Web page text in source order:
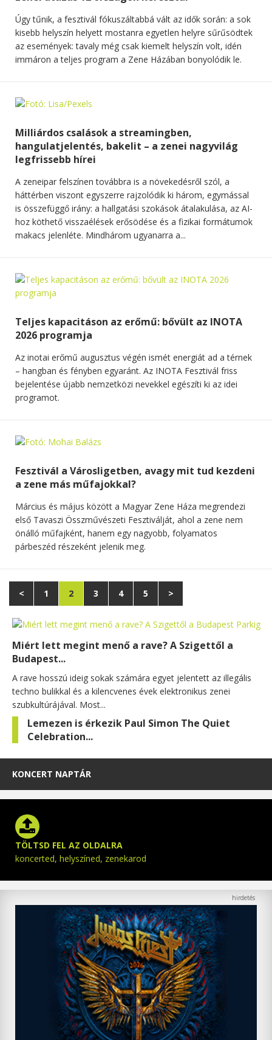
Úgy tűnik, a fesztivál fókuszáltabbá vált az idők során: a sok
kisebb helyszín helyett mostanra egyetlen helyre sűrűsödtek
az események: tavaly még csak kiemelt helyszín volt, idén
immáron a teljes program a Zene Házában bonyolódik le.
Milliárdos csalások a streamingben,
hangulatjelentés, bakelit – a zenei nagyvilág
legfrissebb hírei
A zeneipar felszínen továbbra is a növekedésről szól, a
háttérben viszont egyszerre rajzolódik ki három, egymással
is összefüggő irány: a hallgatási szokások átalakulása, az AI-
hoz köthető visszaélések erősödése és a fizikai formátumok
makacs jelenléte. Mindhárom ugyanarra a...
Teljes kapacitáson az erőmű: bővült az INOTA
2026 programja
Az inotai erőmű augusztus végén ismét energiát ad a térnek
– hangban és fényben egyaránt. Az INOTA Fesztivál friss
bejelentése újabb nemzetközi nevekkel egészíti ki az idei
programot.
Fesztivál a Városligetben, avagy mit tud kezdeni
a zene más műfajokkal?
Március és május között a Magyar Zene Háza megrendezi
első Tavaszi Összművészeti Fesztiválját, ahol a zene nem
önálló műfajként, hanem egy nagyobb, folyamatos
párbeszéd részeként jelenik meg.
< 1 2 3 4 5 >
Miért lett megint menő a rave? A Szigettől a
Budapest...
A rave hosszú ideig sokak számára egyet jelentett az illegális
techno bulikkal és a kilencvenes évek elektronikus zenei
szubkultúrájával. Most...
Lemezen is érkezik Paul Simon The Quiet
Celebration...
KONCERT NAPTÁR
TÖLTSD FEL AZ OLDALRA
koncerted, helyszíned, zenekarod